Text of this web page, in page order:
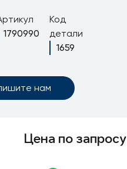
1790990
Код
детали
1659
нам
Цена по запросу